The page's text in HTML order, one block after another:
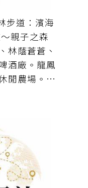
步道：濱海
親子之森
林蔭蒼蒼、
酒廠。龍鳳
閒農場。車